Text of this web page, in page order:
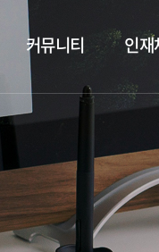
커뮤니티 인재